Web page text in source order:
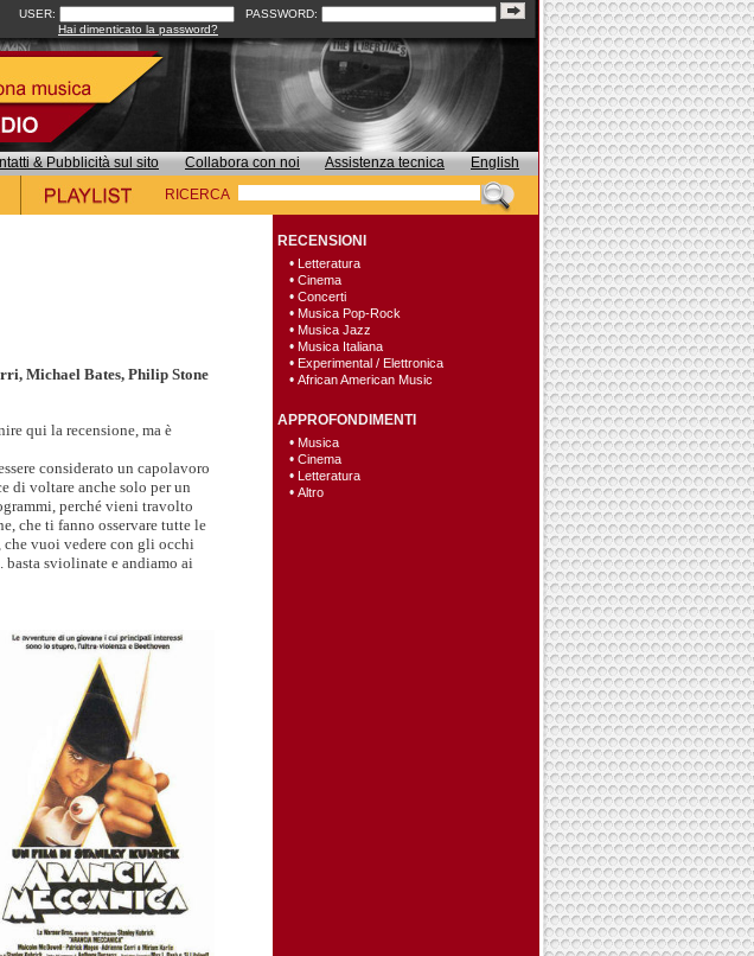
USER:
PASSWORD:
Hai dimenticato la password?
& Pubblicità sul sito Collabora con noi Assistenza tecnica
English
RICERCA
Michael Bates, Philip Stone
qui la recensione, ma è
considerato un capolavoro
di voltare anche solo per un
perché vieni travolto
che ti fanno osservare tutte le
che vuoi vedere con gli occhi
basta sviolinate e andiamo ai
RECENSIONI
• Letteratura
• Cinema
• Concerti
• Musica Pop-Rock
• Musica Jazz
• Musica Italiana
• Experimental / Elettronica
• African American Music
APPROFONDIMENTI
• Musica
• Cinema
• Letteratura
• Altro